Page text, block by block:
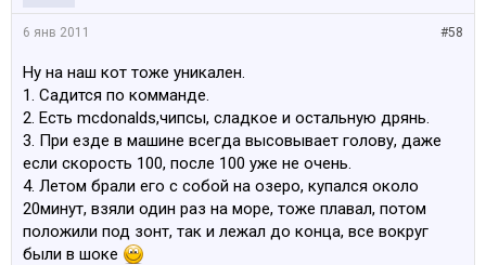
#58
6 янв 2011
Ну на наш кот тоже уникален.
1. Садится по комманде.
2. Есть mcdonalds,чипсы, сладкое и остальную дрянь.
3. При езде в машине всегда высовывает голову, даже
если скорость 100, после 100 уже не очень.
4. Летом брали его с собой на озеро, купался около
20минут, взяли один раз на море, тоже плавал, потом
положили под зонт, так и лежал до конца, все вокруг
были в шоке